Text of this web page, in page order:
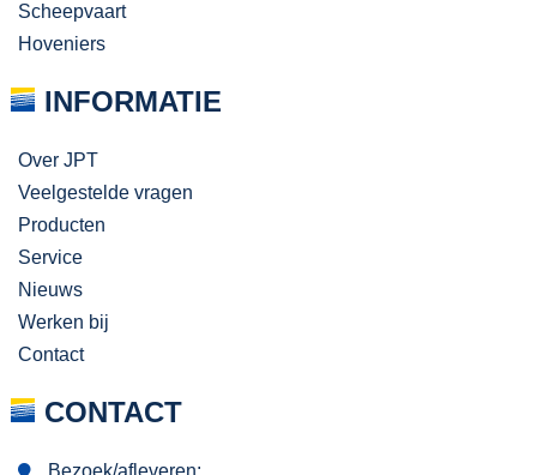
Scheepvaart
Hoveniers
INFORMATIE
Over JPT
Veelgestelde vragen
Producten
Service
Nieuws
Werken bij
Contact
CONTACT
Bezoek/afleveren: